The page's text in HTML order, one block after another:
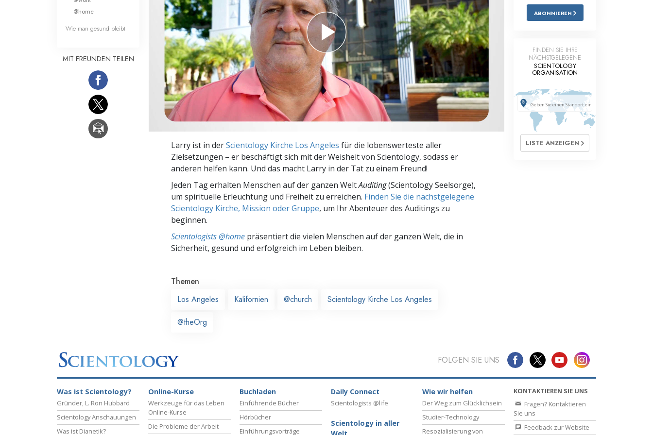
Liebe und Hass – Was ist Größe?
Antworten auf das Drogenproblem
Kinder
Werkzeuge für den Arbeitsplatz
Ethik und die Zustände
Die Ursache von Unterdrückung
Ermittlungen
Grundlagen des Organisierens
Die Grundlagen von Public Relations
Larry ist in derScientology Kirche Los Angeles für die lobenswerteste aller
Zielsetzungen – er beschäftigt sich mit der Weisheit von Scientology, sodass er
anderen helfen kann. Und das macht Larry in der Tat zu einem Freund!
Jeden Tag erhalten Menschen auf der ganzen WeltAuditing(Scientology Seelsorge),
um spirituelle Erleuchtung und Freiheit zu erreichen. Finden Sie die nächstgelegene
Scientology Kirche, Mission oder Gruppe, um Ihr Abenteuer des Auditings zu
beginnen.
Scientologists @home präsentiert die vielen Menschen auf der ganzen Welt, die in
Sicherheit, gesund und erfolgreich im Leben bleiben.
Themen
Los Angeles
Kalifornien @church Scientology Kirche Los Angeles
@theOrg
@home
Wie man gesund bleibt
MIT FREUNDEN TEILEN
ABONNIEREN
FINDEN SIE IHRE
NÄCHSTGELEGENE
SCIENTOLOGY
ORGANISATION
LISTE ANZEIGEN
FOLGEN SIE UNS
Was ist Scientology?
Gründer, L. Ron Hubbard
Scientology Anschauungen
Was ist Dianetik?
Online-Kurse
Werkzeuge für das Leben
Online-Kurse
Die Probleme der Arbeit
Buchladen
Einführende Bücher
Hörbücher
Einführungsvorträge
Daily Connect
Scientologists @life
Scientology in aller
Wie wir helfen
Der Weg zum Glücklichsein
Studier-Technology
Resozialisierung von
KONTAKTIEREN SIE UNS
Fragen? Kontaktieren
Sie uns
Feedback zur Website